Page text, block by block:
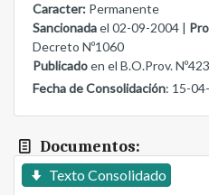
Caracter: Permanente
Sancionadael 02-09-2004 |
Decreto Nº1060
Publicadoen el B.O.Prov.
Fecha de Consolidación: 15-
Documentos:
Texto Consolidado